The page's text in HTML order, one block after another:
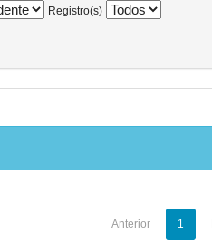
Registro(s)
Anterior 1